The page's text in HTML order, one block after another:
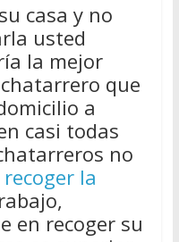
casa y no
usted
la mejor
que
a
casi todas
no
recoger la
en recoger su